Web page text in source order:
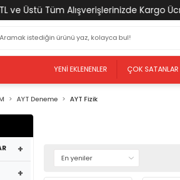
Tüm Alışverişlerinizde Kargo Ücretsiz!
YENI EKLENENLER ÇOK SATANLAR
AYT Deneme AYT Fizik
+
+